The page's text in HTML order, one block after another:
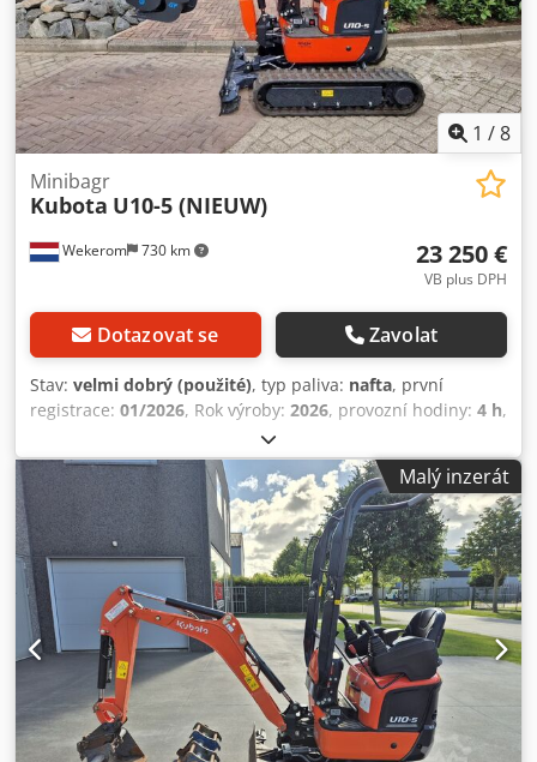
1 /8
Wekerom 730 km
Minibagr
Kubota U10-5 (NIEUW)
23 250 €
VB plus DPH
Dotazovat se Zavolat
Stav: velmi dobrý (použité), typ paliva: nafta, první
registrace: 01/2026, Rok výroby: 2026, provozní hodiny: 4 h,
Pohon: pásy CE označení: ano Credpfjq Ulauex Amhjf
Technický stav: velmi dobrý Vizuální stav: velmi dobrý
Malý inzerát